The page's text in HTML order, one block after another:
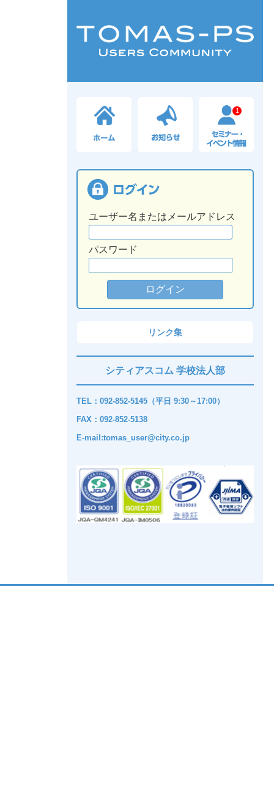
1
ユーザー名またはメールアドレス
パスワード
リンク集
シティアスコム 学校法人部
TEL：092-852-5145（平日 9:30～17:00）
FAX：092-852-5138
E-mail:tomas_user@city.co.jp